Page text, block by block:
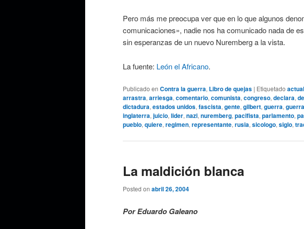
Pero más me preocupa ver que en lo que algunos
comunicaciones», nadie nos ha comunicado nada de
sin esperanzas de un nuevo Nuremberg a la vista.
La fuente: León el Africano.
Publicado en Contra la guerra, Libro de quejas | Etiquetado actual
arrastra, arriesga, comentario, comunista, congreso, declara,
dictadura, estados unidos, fascista, gente, gilbert, guerra,
inglaterra, juicio, lider, nazi, nuremberg, pacifista, parlamento,
pueblo, quiere, regimen, representante, rusia, sicologo, siglo,
La maldición blanca
Posted on abril 26, 2004
Por Eduardo Galeano